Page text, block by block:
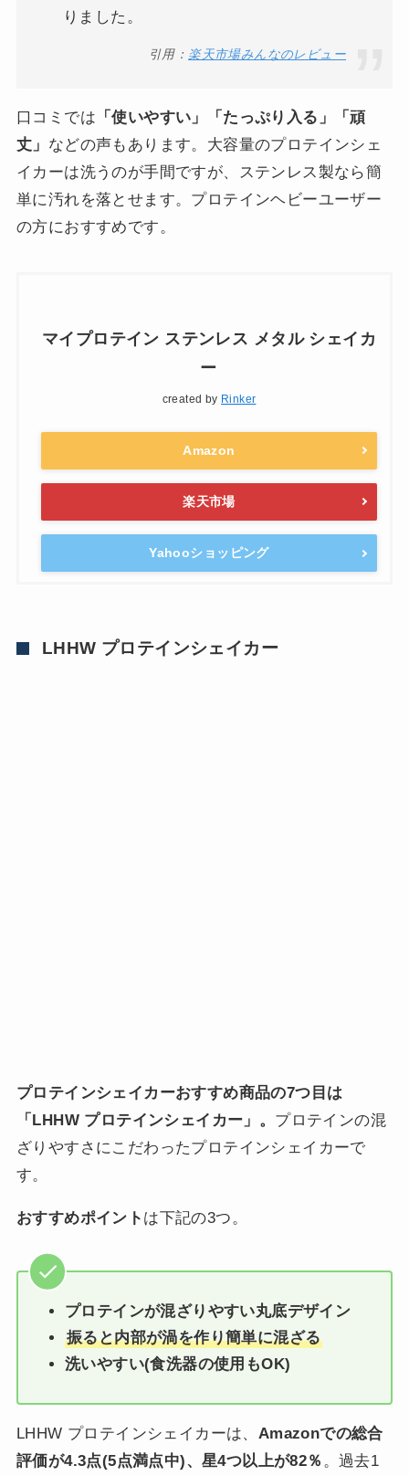
りました。
引用： 楽天市場みんなのレビュー
口コミでは 「使いやすい」「たっぷり入る」「頑
丈」 などの声もあります。大容量のプロテインシェ
イカーは洗うのが手間ですが、ステンレス製なら簡
単に汚れを落とせます。プロテインヘビーユーザー
の方におすすめです。
マイプロテイン ステンレス メタル シェイカ
ー
created by Rinker
Amazon
楽天市場
Yahooショッピング
LHHW プロテインシェイカー
プロテインシェイカーおすすめ商品の7つ目は
「LHHW プロテインシェイカー」。 プロテインの混
ざりやすさにこだわったプロテインシェイカーで
す。
おすすめポイント は下記の3つ。
プロテインが混ざりやすい丸底デザイン
振ると内部が渦を作り簡単に混ざる
洗いやすい(食洗器の使用もOK)
LHHW プロテインシェイカーは、 Amazonでの総合
評価が4.3点(5点満点中)、星4つ以上が82％ 。過去1